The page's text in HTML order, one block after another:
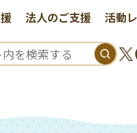
法人のご支援 活動